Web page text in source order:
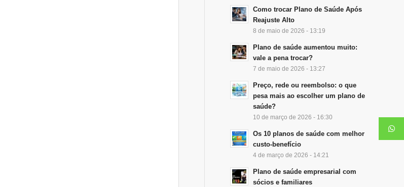
Como trocar Plano de Saúde Após
Reajuste Alto
8 de maio de 2026 - 13:19
Plano de saúde aumentou muito:
vale a pena trocar?
7 de maio de 2026 - 13:27
Preço, rede ou reembolso: o que
pesa mais ao escolher um plano de
saúde?
10 de março de 2026 - 16:30
Os 10 planos de saúde com melhor
custo-benefício
4 de março de 2026 - 14:21
Plano de saúde empresarial com
sócios e familiares